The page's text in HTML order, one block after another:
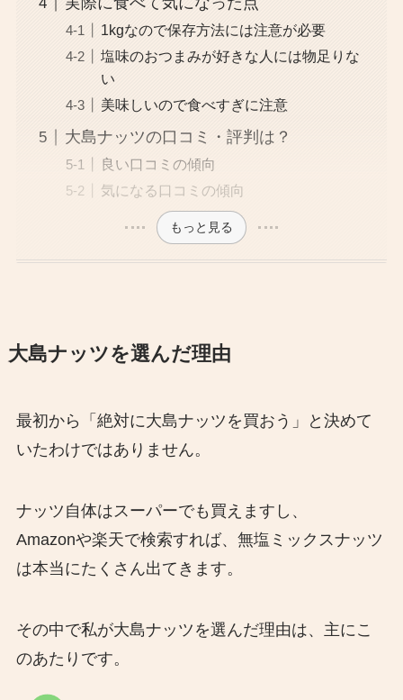
1kgなので保存方法には注意が必要
塩味のおつまみが好きな人には物足りな
い
美味しいので食べすぎに注意
大島ナッツの口コミ・評判は？
良い口コミの傾向
気になる口コミの傾向
もっと見る
大島ナッツを選んだ理由
最初から「絶対に大島ナッツを買おう」と決めて
いたわけではありません。
ナッツ自体はスーパーでも買えますし、
Amazonや楽天で検索すれば、無塩ミックスナッツ
は本当にたくさん出てきます。
その中で私が大島ナッツを選んだ理由は、主にこ
のあたりです。